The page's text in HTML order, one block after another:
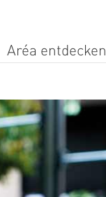
Aréa entdecken